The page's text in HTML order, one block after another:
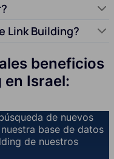
Link Building?
beneficios
en Israel:
de nuevos
base de datos
de nuestros